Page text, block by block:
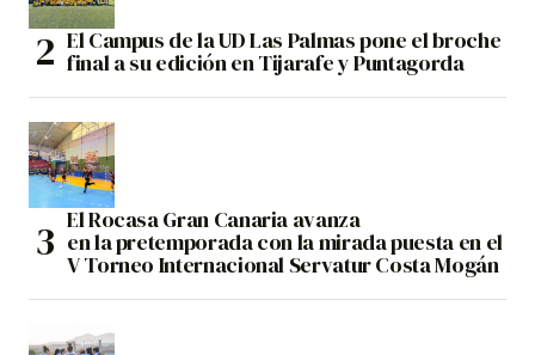
El Campus de la UD Las Palmas pone el broche
final a su edición en Tijarafe y Puntagorda
El Rocasa Gran Canaria avanza
en la pretemporada con la mirada puesta en el
V Torneo Internacional Servatur Costa Mogán